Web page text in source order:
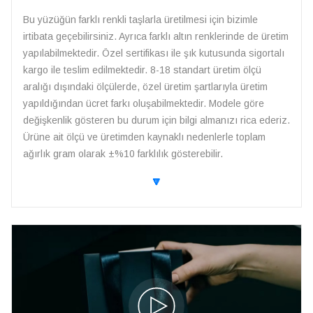
Bu yüzüğün farklı renkli taşlarla üretilmesi için bizimle
irtibata geçebilirsiniz. Ayrıca farklı altın renklerinde de üretim
yapılabilmektedir. Özel sertifikası ile şık kutusunda sigortalı
kargo ile teslim edilmektedir. 8-18 standart üretim ölçü
aralığı dışındaki ölçülerde, özel üretim şartlarıyla üretim
yapıldığından ücret farkı oluşabilmektedir. Modele göre
değişkenlik gösteren bu durum için bilgi almanızı rica ederiz.
Ürüne ait ölçü ve üretimden kaynaklı nedenlerle toplam
ağırlık gram olarak ±%10 farklılık gösterebilir.
🔽